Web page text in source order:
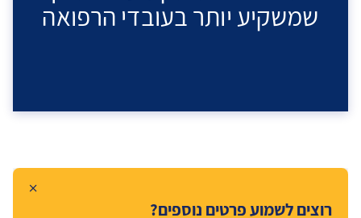
שמשקיע יותר בעובדי הרפואה